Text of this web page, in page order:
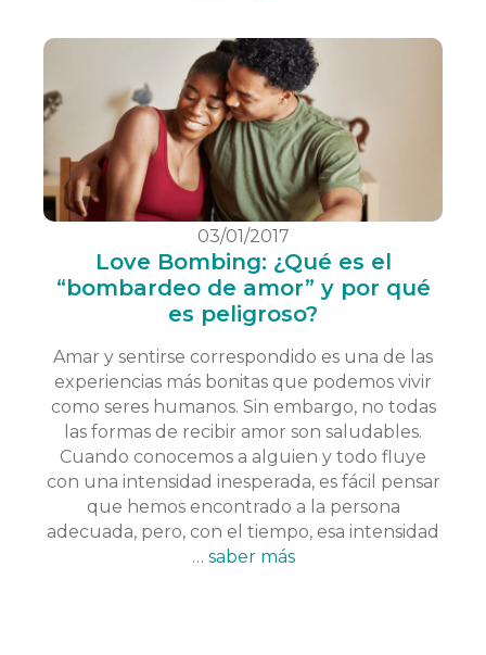
03/01/2017
Love Bombing: ¿Qué es el
“bombardeo de amor” y por qué
es peligroso?
Amar y sentirse correspondido es una de las
experiencias más bonitas que podemos vivir
como seres humanos. Sin embargo, no todas
las formas de recibir amor son saludables.
Cuando conocemos a alguien y todo fluye
con una intensidad inesperada, es fácil pensar
que hemos encontrado a la persona
adecuada, pero, con el tiempo, esa intensidad
… saber más